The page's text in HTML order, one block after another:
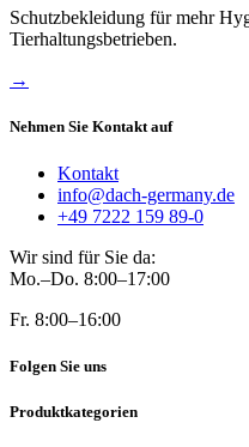
Schutzbekleidung für mehr
Tierhaltungsbetrieben.
→
Nehmen Sie Kontakt auf
Kontakt
info@dach-germany.de
+49 7222 159 89-0
Wir sind für Sie da:
Mo.–Do. 8:00–17:00
Fr. 8:00–16:00
Folgen Sie uns
Produktkategorien